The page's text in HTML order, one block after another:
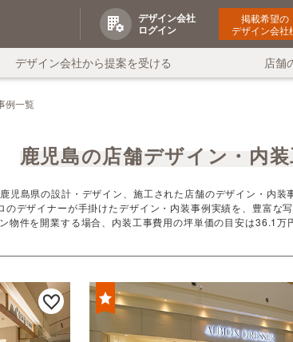
デザイン会社
ログイン
掲載希望の
デザイン会社
デザイン会社から提案を受ける 店舗
例一覧
鹿児島の店舗デザイン・内
鹿児島県の設計・デザイン、施工された店舗のデザイン・内装
のデザイナーが手掛けたデザイン・内装事例実績を、豊富な
物件を開業する場合、内装工事費用の坪単価の目安は36.1万